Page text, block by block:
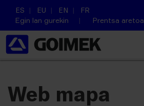
ES EU EN
FR
Egin lan gurekin
Prentsa aretoa
Web mapa